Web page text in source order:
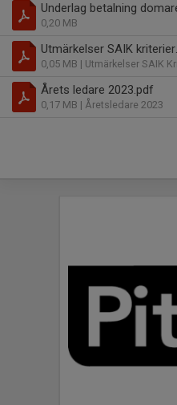
Underlag betalning
0,20 MB
Utmärkelser SAIK
0,05 MB | Utmärkelser SAIK
Årets ledare 2023.pdf
0,17 MB | Åretsledare 2023